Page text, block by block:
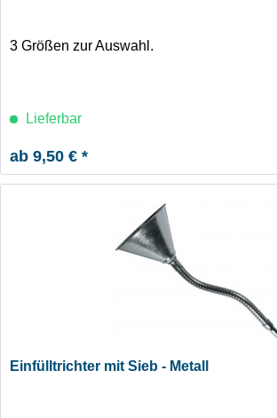
3 Größen zur Auswahl.
Lieferbar
ab 9,50 € *
Einfülltrichter mit Sieb - Metall